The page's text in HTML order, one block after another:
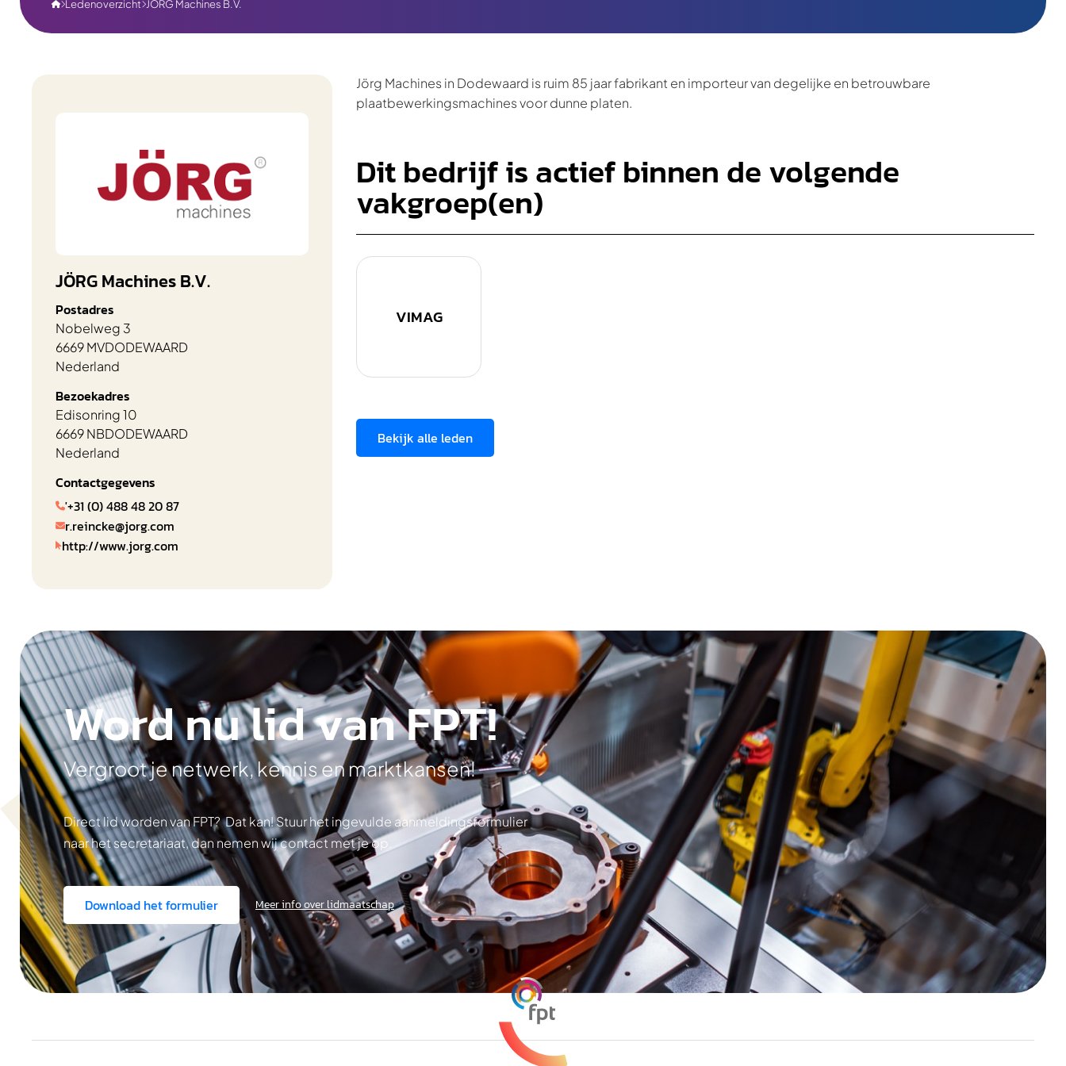
Ledenoverzicht  JÖRG Machines B.V.
JÖRG Machines B.V.
Postadres
Nobelweg 3
6669 MVDODEWAARD
Nederland
Bezoekadres
Edisonring 10
6669 NBDODEWAARD
Nederland
Contactgegevens
'+31 (0) 488 48 20 87
r.reincke@jorg.com
http://www.jorg.com
Jörg Machines in Dodewaard is ruim 85 jaar fabrikant en importeur van degelijke en betrouwbare
plaatbewerkingsmachines voor dunne platen.
Dit bedrijf is actief binnen de volgende
vakgroep(en)
VIMAG
Bekijk alle leden
Word nu lid van FPT!
Vergroot je netwerk, kennis en marktkansen!
Direct lid worden van FPT? Dat kan! Stuur het ingevulde aanmeldingsformulier
naar het secretariaat, dan nemen wij contact met je op.
Download het formulier Meer info over lidmaatschap